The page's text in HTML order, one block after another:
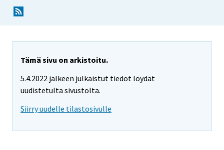
Tämä sivu on arkistoitu.
5.4.2022 jälkeen julkaistut tiedot löydät
uudistetulta sivustolta.
Siirry uudelle tilastosivulle